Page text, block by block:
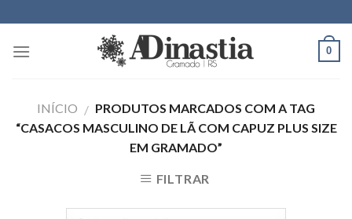
to
content
0
INÍCIO / PRODUTOS MARCADOS COM A TAG
“CASACOS MASCULINO DE LÃ COM CAPUZ PLUS SIZE
EM GRAMADO”
FILTRAR